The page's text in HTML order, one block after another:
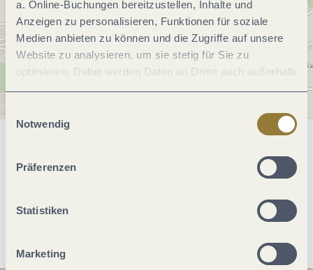
a. Online-Buchungen bereitzustellen, Inhalte und
Anzeigen zu personalisieren, Funktionen für soziale
Medien anbieten zu können und die Zugriffe auf unsere
Website zu analysieren, um sie stetig für Sie zu
optimieren. Dabei werden Daten an Dritte auch außerhalb
jederzeit widerrufen werden. Mit der Auswahl "Alle
ablehnen" kann es zu Beeinträchtigungen in der Nutzung
Notwendig
Präferenzen
Statistiken
Marketing
Allgemeine Informationen
Öffnungszeiten